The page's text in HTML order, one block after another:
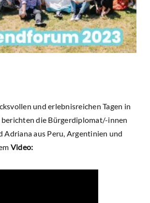
und erlebnisreichen Tagen in
die Bürgerdiplomat/-innen
Adriana aus Peru, Argentinien und
Video: